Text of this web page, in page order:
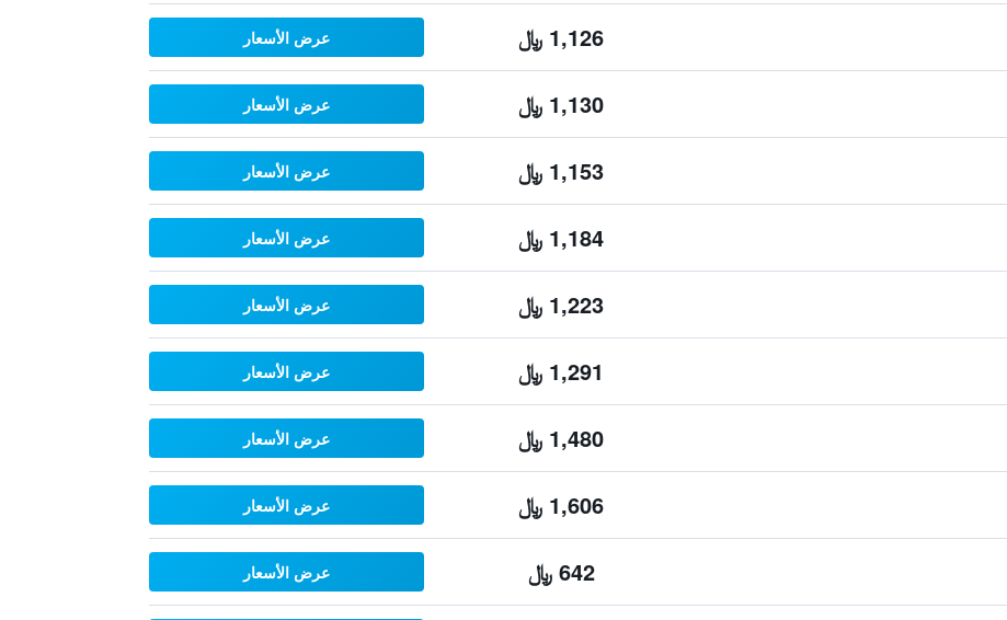
1,126 ﷼ عرض الأسعار
1,130 ﷼ عرض الأسعار
1,153 ﷼ عرض الأسعار
1,184 ﷼ عرض الأسعار
1,223 ﷼ عرض الأسعار
1,291 ﷼ عرض الأسعار
1,480 ﷼ عرض الأسعار
1,606 ﷼ عرض الأسعار
642 ﷼ عرض الأسعار